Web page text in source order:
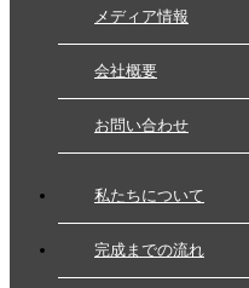
メディア情報
会社概要
お問い合わせ
私たちについて
完成までの流れ